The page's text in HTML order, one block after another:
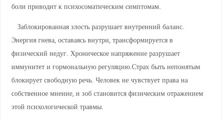
боли приводит к психосоматическим симптомам.
Заблокированная злость разрушает внутренний баланс.
Энергия гнева, оставаясь внутри, трансформируется в
физический недуг. Хроническое напряжение разрушает
иммунитет и гормональную регуляцию.Страх быть непонятым
блокирует свободную речь. Человек не чувствует права на
собственное мнение, и зоб становится физическим отражением
этой психологической травмы.